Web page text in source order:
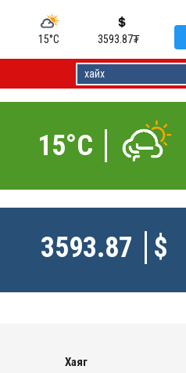
15°C 3593.87₮
15°C
3593.87 $
Хаяг